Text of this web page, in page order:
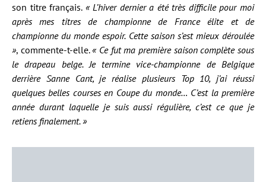
son titre français. « L’hiver dernier a été très difficile pour moi
après mes titres de championne de France élite et de
championne du monde espoir. Cette saison s’est mieux déroulée
», commente-t-elle.« Ce fut ma première saison complète sous
le drapeau belge. Je termine vice-championne de Belgique
derrière Sanne Cant, je réalise plusieurs Top 10, j’ai réussi
quelques belles courses en Coupe du monde… C’est la première
année durant laquelle je suis aussi régulière, c’est ce que je
retiens finalement. »